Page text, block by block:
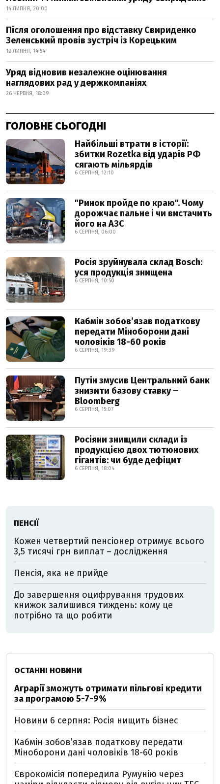
14 ЛИПНЯ, 20:00
Після оголошення про відставку Свириденко
Зеленський провів зустріч із Корецьким
12 ЛИПНЯ, 14:54
Уряд відновив незалежне оцінювання
наглядових рад у держкомпаніях
26 ЧЕРВНЯ, 18:09
ГОЛОВНЕ СЬОГОДНІ
Найбільші втрати в історії:
збитки Rozetka від ударів РФ
сягають мільярдів
6 СЕРПНЯ, 12:10
"Ринок пройде по краю". Чому
дорожчає пальне і чи вистачить
його на АЗС
6 СЕРПНЯ, 06:00
Росія зруйнувала склад Bosch:
уся продукція знищена
6 СЕРПНЯ, 10:50
Кабмін зобовʼязав податкову
передати Міноборони дані
чоловіків 18-60 років
6 СЕРПНЯ, 19:39
Путін змусив Центральний банк
знизити базову ставку –
Bloomberg
6 СЕРПНЯ, 15:07
Росіяни знищили склади із
продукцією двох тютюнових
гігантів: чи буде дефіцит
6 СЕРПНЯ, 18:04
ПЕНСІЇ
Кожен четвертий пенсіонер отримує всього
3,5 тисячі грн виплат – дослідження
Пенсія, яка не прийде
До завершення оцифрування трудових
книжок залишився тиждень: кому це
потрібно та що робити
ОСТАННІ НОВИНИ
Аграрії зможуть отримати пільгові кредити
за програмою 5-7-9%
Новини 6 серпня: Росія нищить бізнес
Кабмін зобовʼязав податкову передати
Міноборони дані чоловіків 18-60 років
Єврокомісія попередила Румунію через